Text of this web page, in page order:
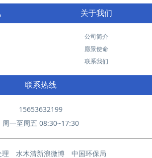
关于我们
公司简介
愿景使命
联系我们
联系热线
15653632199
周一至周五 08:30~17:30
理 水木清新浪微博 中国环保局